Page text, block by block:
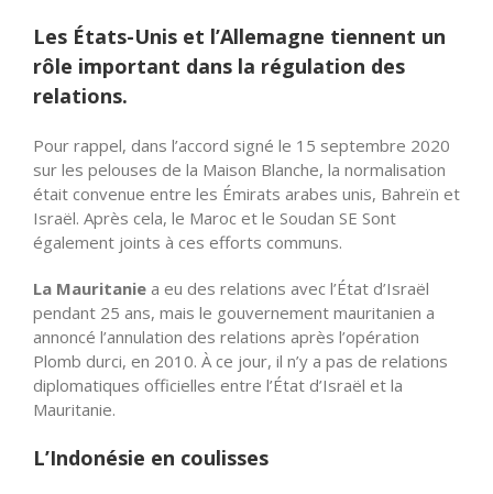
Les États-Unis et l’Allemagne tiennent un
rôle important dans la régulation des
relations.
Pour rappel, dans l’accord signé le 15 septembre 2020
sur les pelouses de la Maison Blanche, la normalisation
était convenue entre les Émirats arabes unis, Bahreïn et
Israël. Après cela, le Maroc et le Soudan SE Sont
également joints à ces efforts communs.
La Mauritanie a eu des relations avec l’État d’Israël
pendant 25 ans, mais le gouvernement mauritanien a
annoncé l’annulation des relations après l’opération
Plomb durci, en 2010. À ce jour, il n’y a pas de relations
diplomatiques officielles entre l’État d’Israël et la
Mauritanie.
L’Indonésie en coulisses